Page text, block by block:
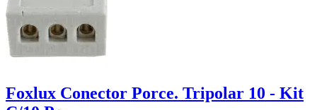
Foxlux Conector Porce. Tripolar 10 - Kit